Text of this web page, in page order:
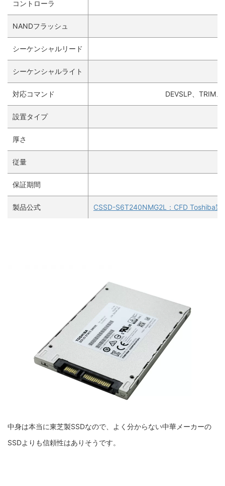
コントローラ
NANDフラッシュ
シーケンシャルリード
シーケンシャルライト
対応コマンド DEVSLP、TRIM
設置タイプ
厚さ
従量
保証期間
製品公式 CSSD-S6T240NMG2L：CFD Toshiba
中身は本当に東芝製SSDなので、よく分からない中華メーカーの
SSDよりも信頼性はありそうです。